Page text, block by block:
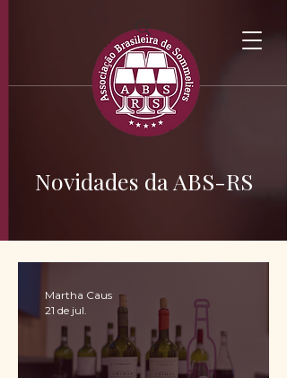
Novidades da ABS-RS
Martha Caus
21 de jul.